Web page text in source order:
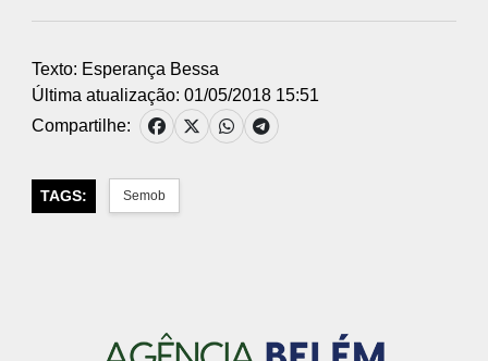
Texto: Esperança Bessa
Última atualização: 01/05/2018 15:51
Compartilhe:
TAGS: Semob